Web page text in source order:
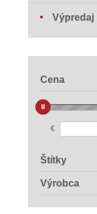
Výpredaj
Cena
€
Štítky
Výrobca